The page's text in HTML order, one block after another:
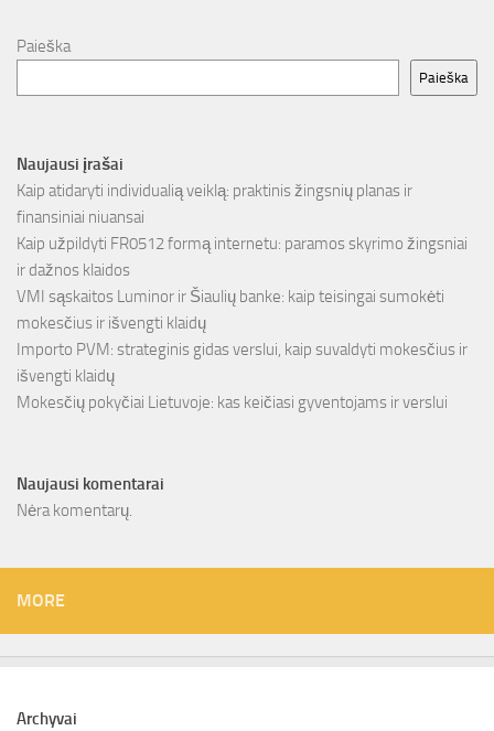
Paieška
Paieška
Naujausi įrašai
Kaip atidaryti individualią veiklą: praktinis žingsnių planas ir
finansiniai niuansai
Kaip užpildyti FR0512 formą internetu: paramos skyrimo žingsniai
ir dažnos klaidos
VMI sąskaitos Luminor ir Šiaulių banke: kaip teisingai sumokėti
mokesčius ir išvengti klaidų
Importo PVM: strateginis gidas verslui, kaip suvaldyti mokesčius ir
išvengti klaidų
Mokesčių pokyčiai Lietuvoje: kas keičiasi gyventojams ir verslui
Naujausi komentarai
Nėra komentarų.
MORE
Archyvai